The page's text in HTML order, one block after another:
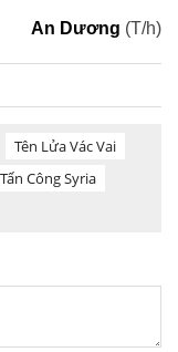
An Dương (T/h)
Tên Lửa Vác Vai
Công Syria